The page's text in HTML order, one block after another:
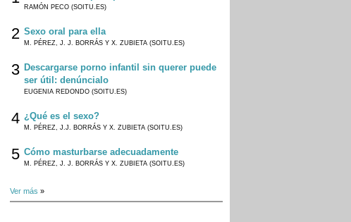
RAMÓN PECO (SOITU.ES)
2 Sexo oral para ella
M. PÉREZ, J. J. BORRÁS Y X. ZUBIETA (SOITU.ES)
3 Descargarse porno infantil sin querer puede
ser útil: denúncialo
EUGENIA REDONDO (SOITU.ES)
4 ¿Qué es el sexo?
M. PÉREZ, J.J. BORRÁS Y X. ZUBIETA (SOITU.ES)
5 Cómo masturbarse adecuadamente
M. PÉREZ, J. J. BORRÁS Y X. ZUBIETA (SOITU.ES)
Ver más »